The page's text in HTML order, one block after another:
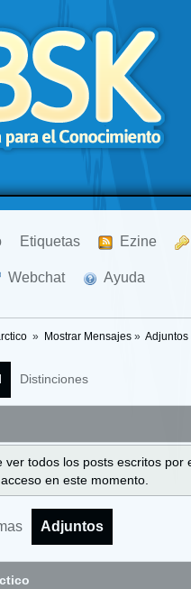
Etiquetas Ezine
Webchat Ayuda
» Mostrar Mensajes» Adjuntos
Distinciones
ver todos los posts escritos
en este momento.
Adjuntos